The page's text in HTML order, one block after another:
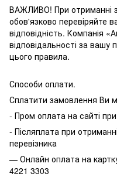
ВАЖЛИВО! При отриманні
обов'язково перевіряйте
відповідність. Компанія
відповідальності за вашу
цього правила.
Способи оплати.
Сплатити замовлення Ви
- Пром оплата на сайті
- Післяплата при
перевізника
— Онлайн оплата на
4221 3303